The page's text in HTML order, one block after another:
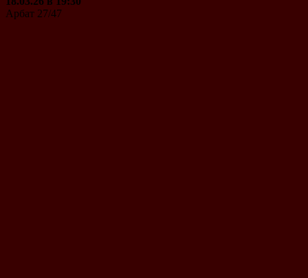
Арбат 27/47